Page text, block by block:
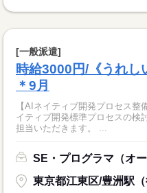
[一般派遣]
時給3000円/《うれし
＊9月
【AIネイティブ開発プロセス
イティブ開発標準プロセスの検
担当いただきます。 ...
SE・プログラマ（オー
東京都江東区/豊洲駅（